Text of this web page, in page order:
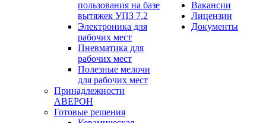
пользования на базе
вытяжек УПЗ 7.2
Электроника для
рабочих мест
Пневматика для
рабочих мест
Полезные мелочи
для рабочих мест
Принадлежности
АВЕРОН
Готовые решения
Вакансии
Лицензии
Документы